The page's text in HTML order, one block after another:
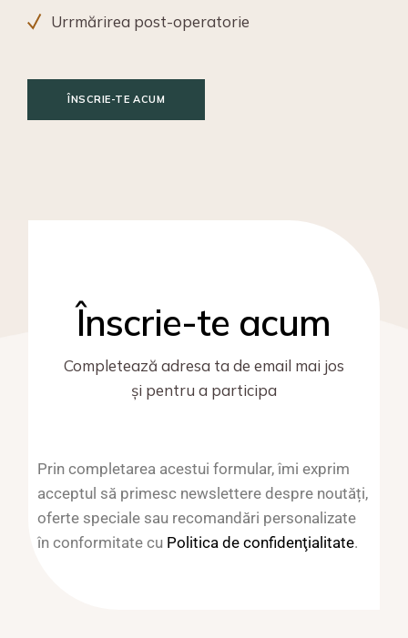
Urrmărirea post-operatorie
ÎNSCRIE-TE ACUM
Înscrie-te acum
Completează adresa ta de email mai jos
și pentru a participa
Prin completarea acestui formular, îmi exprim
acceptul să primesc newslettere despre noutăți,
oferte speciale sau recomandări personalizate
în conformitate cu Politica de confidenţialitate.